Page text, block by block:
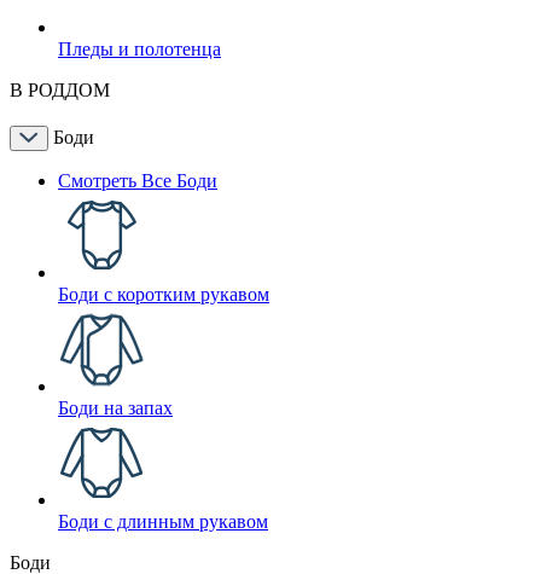
Пледы и полотенца
В РОДДОМ
Боди
Смотреть Все Боди
Боди с коротким рукавом
Боди на запах
Боди с длинным рукавом
Боди